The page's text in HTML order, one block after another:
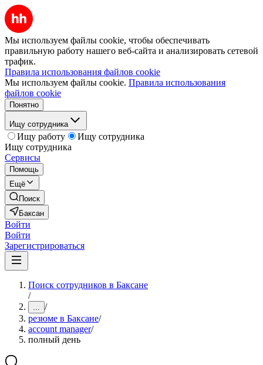
Мы используем файлы cookie, чтобы обеспечивать
правильную работу нашего веб-сайта и анализировать сетевой
трафик.
Правила использования файлов cookie
Мы используем файлы cookie. Правила использования
файлов cookie
Понятно
Ищу сотрудника
Ищу работу
Ищу сотрудника
Ищу сотрудника
Сервисы
Помощь
Ещё
Поиск
Баксан
Войти
Войти
Зарегистрироваться
Поиск сотрудников в Баксане
/
... /
резюме в Баксане/
account manager/
полный день